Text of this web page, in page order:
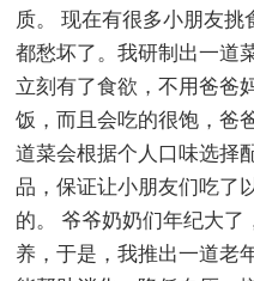
质。 现在有很多小朋友挑
都愁坏了。我研制出一道
立刻有了食欲，不用爸爸
饭，而且会吃的很饱，爸
道菜会根据个人口味选择
品，保证让小朋友们吃了
的。 爷爷奶奶们年纪大
养，于是，我推出一道老